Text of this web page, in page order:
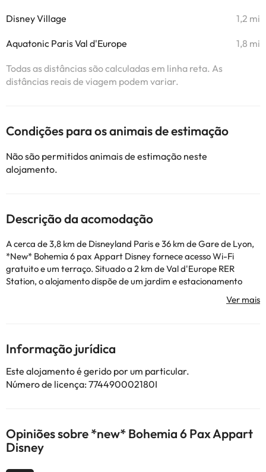
Disney Village 1,2 mi
Aquatonic Paris Val d'Europe 1,8 mi
Todas as distâncias são calculadas em linha reta. As
distâncias reais de viagem podem variar.
Condições para os animais de estimação
Não são permitidos animais de estimação neste
alojamento.
Descrição da acomodação
A cerca de 3,8 km de Disneyland Paris e 36 km de Gare de Lyon,
*New* Bohemia 6 pax Appart Disney fornece acesso Wi-Fi
gratuito e um terraço. Situado a 2 km de Val d'Europe RER
Station, o alojamento dispõe de um jardim e estacionamento
estar, uma cozinha totalmente equipada com frigorífico e
apartamento. Ópera da Bastilha fica a 37 km de *New*
Bohemia 6 pax Appart Disney, enquanto Catedral Notre Dame
está a 38 km da propriedade. O Aeroporto de Paris - Charles de
Gaulle fica a 27 km de distância.
Esta propriedade não permite a realização de festas de
Alguns dos serviços indicados podem ter custos adicionais. Pode
Informação jurídica
Este alojamento é gerido por um particular.
Número de licença: 774490002180I
Opiniões sobre *new* Bohemia 6 Pax Appart
Disney